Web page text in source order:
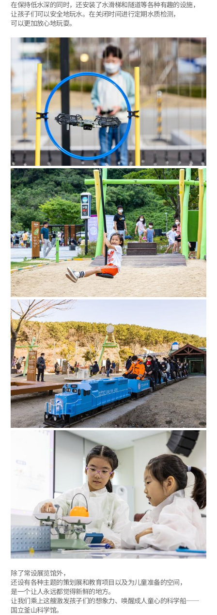
在保持低水深的同时，还安装了水滑梯和隧道等各种有趣的设施，
让孩子们可以安全地玩水。在关闭时间进行定期水质检测，
可以更加放心地玩耍。
除了常设展览馆外，
还设有各种主题的策划展和教育项目以及为儿童准备的空间，
是一个让人永远都觉得新鲜的地方。
让我们乘上这艘激发孩子们的想象力、唤醒成人童心的科学船——
国立釜山科学馆。